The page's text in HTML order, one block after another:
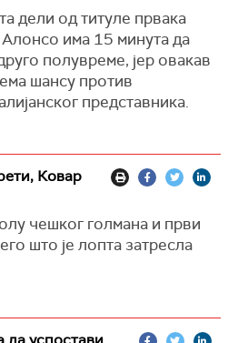
дели од титуле првака
има 15 минута да
полувреме, јер овакав
шансу против
представника.
Ковар
чешког голмана и први
што је лопта затресла